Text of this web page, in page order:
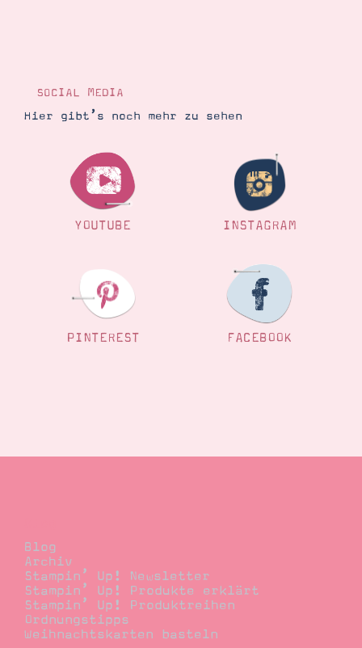
SOCIAL MEDIA
Hier gibt’s noch mehr zu sehen
YOUTUBE INSTAGRAM
PINTEREST FACEBOOK
Blog
Archiv
Stampin’ Up! Newsletter
Stampin’ Up! Produkte erklärt
Stampin’ Up! Produktreihen
Ordnungstipps
Weihnachtskarten basteln